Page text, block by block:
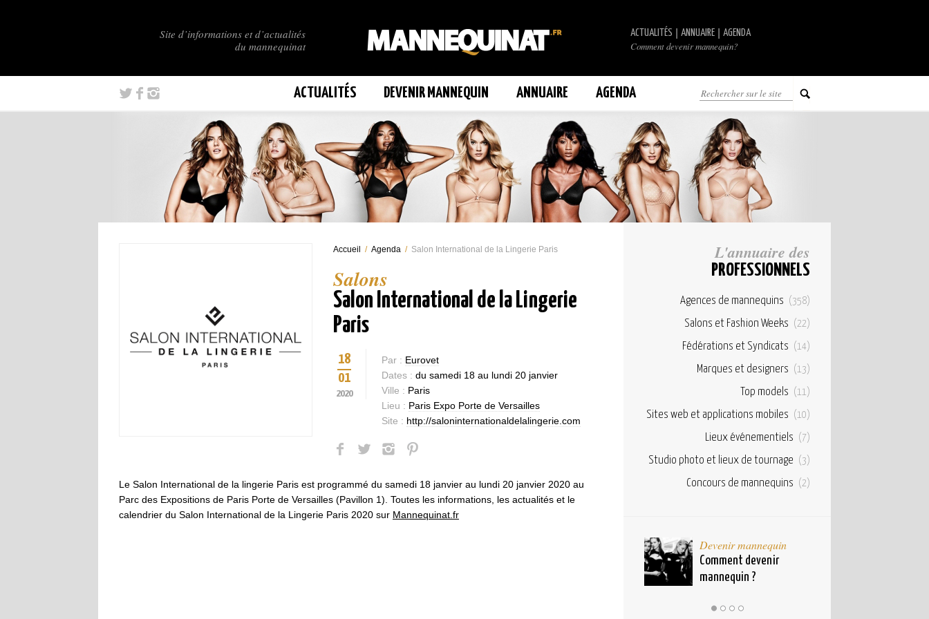
Site d’informations et d’actualités
du mannequinat
ACTUALITÉS ANNUAIRE AGENDA
Comment devenir mannequin?
ACTUALITÉS DEVENIR MANNEQUIN ANNUAIRE AGENDA
Accueil / Agenda / Salon International de la Lingerie Paris
Salons
Salon International de la Lingerie
Paris
18
01
2020
Par : Eurovet
Dates : du samedi 18 au lundi 20 janvier
Ville : Paris
Lieu : Paris Expo Porte de Versailles
Site : http://saloninternationaldelalingerie.com
Le Salon International de la lingerie Paris est programmé du samedi 18 janvier au lundi 20 janvier 2020 au
Parc des Expositions de Paris Porte de Versailles (Pavillon 1). Toutes les informations, les actualités et le
calendrier du Salon International de la Lingerie Paris 2020 sur Mannequinat.fr
L'annuaire des
PROFESSIONNELS
Agences de mannequins (358)
Salons et Fashion Weeks (22)
Fédérations et Syndicats (14)
Marques et designers (13)
Top models (11)
Sites web et applications mobiles (10)
Lieux événementiels (7)
Studio photo et lieux de tournage (3)
Concours de mannequins (2)
Devenir mannequin
Comment devenir
mannequin ?